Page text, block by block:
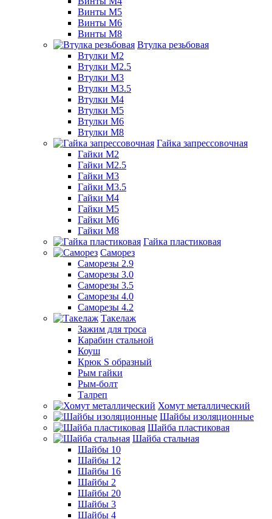
Винты М5
Винты М6
Винты М8
Втулка резьбовая
Втулки М2
Втулки М2.5
Втулки М3
Втулки М3.5
Втулки М4
Втулки М5
Втулки М6
Втулки М8
Гайка запрессовочная
Гайки М2
Гайки М2.5
Гайки М3
Гайки М3.5
Гайки М4
Гайки М5
Гайки М6
Гайки М8
Гайка пластиковая
Саморез
Саморезы 2.9
Саморезы 3.0
Саморезы 3.5
Саморезы 4.0
Саморезы 4.2
Такелаж
Зажим для троса
Карабин стальной
Коуш
Крюк S образный
Рым гайки
Рым-болт
Талреп
Хомут металлический
Шайбы изоляционные
Шайба пластиковая
Шайба стальная
Шайбы 10
Шайбы 12
Шайбы 16
Шайбы 2
Шайбы 20
Шайбы 3
Шайбы 4